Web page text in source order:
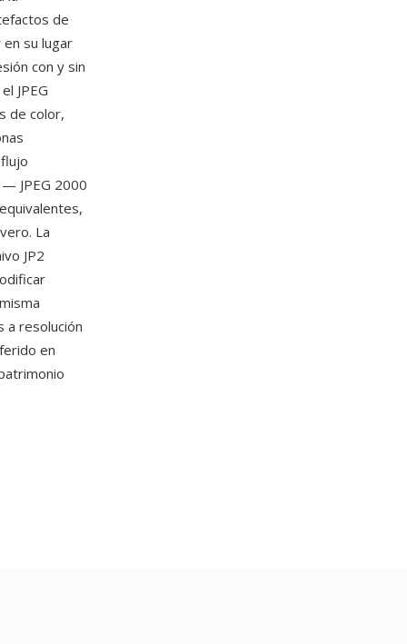
de
su lugar
con y sin
JPEG
de color,
JPEG 2000
La
JP2
a resolución
en